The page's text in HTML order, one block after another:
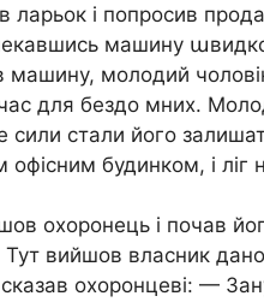
в ларьок і попросив
машину
машину, молодий
для бездо мних.
сили стали його
будинком, і ліг
охоронець і почав
вийшов власник
охоронцеві: —